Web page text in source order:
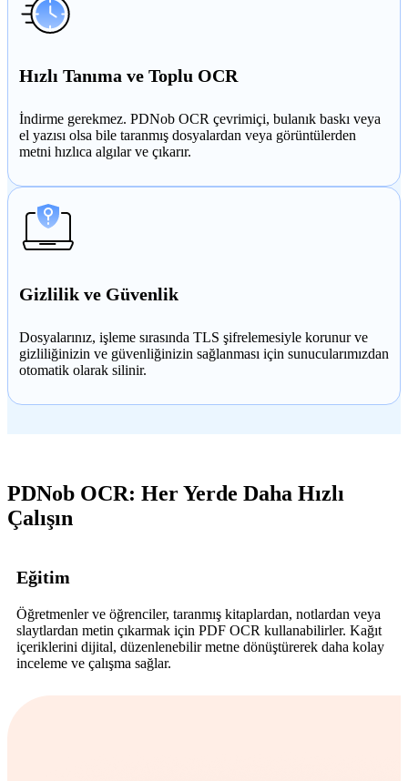
Hızlı Tanıma ve Toplu OCR
İndirme gerekmez. PDNob OCR çevrimiçi, bulanık baskı veya
el yazısı olsa bile taranmış dosyalardan veya görüntülerden
metni hızlıca algılar ve çıkarır.
Gizlilik ve Güvenlik
Dosyalarınız, işleme sırasında TLS şifrelemesiyle korunur ve
gizliliğinizin ve güvenliğinizin sağlanması için sunucularımızdan
otomatik olarak silinir.
PDNob OCR: Her Yerde Daha Hızlı
Çalışın
Eğitim
Öğretmenler ve öğrenciler, taranmış kitaplardan, notlardan veya
slaytlardan metin çıkarmak için PDF OCR kullanabilirler. Kağıt
içeriklerini dijital, düzenlenebilir metne dönüştürerek daha kolay
inceleme ve çalışma sağlar.